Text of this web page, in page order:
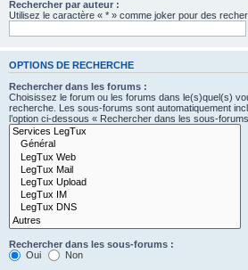
Rechercher par auteur :
Utilisez le caractère « * » comme joker pour des
OPTIONS DE RECHERCHE
Rechercher dans les forums :
Choisissez le forum ou les forums dans le(s)quel(s)
recherche. Les sous-forums sont automatiquement
l’option ci-dessous « Rechercher dans les sous-forums
Rechercher dans les sous-forums :
Oui
Non